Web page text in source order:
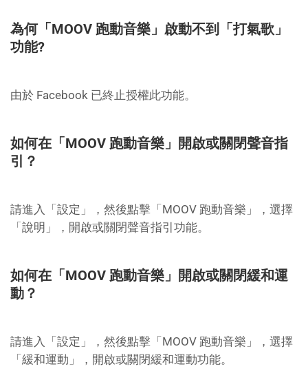
為何「MOOV 跑動音樂」啟動不到「打氣歌」
功能?
由於 Facebook 已終止授權此功能。
如何在「MOOV 跑動音樂」開啟或關閉聲音指
引？
請進入「設定」，然後點擊「MOOV 跑動音樂」，選擇
「說明」，開啟或關閉聲音指引功能。
如何在「MOOV 跑動音樂」開啟或關閉緩和運
動？
請進入「設定」，然後點擊「MOOV 跑動音樂」，選擇
「緩和運動」，開啟或關閉緩和運動功能。